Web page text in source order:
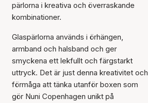
pärlorna i kreativa och överraskande
kombinationer.
Glaspärlorna används i örhängen,
armband och halsband och ger
smyckena ett lekfullt och färgstarkt
uttryck. Det är just denna kreativitet och
förmåga att tänka utanför boxen som
gör Nuni Copenhagen unikt på